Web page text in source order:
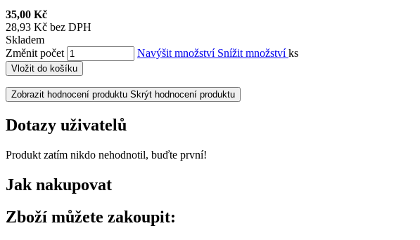
35,00 Kč
28,93 Kč bez DPH
Skladem
Změnit počet
Navýšit množství Snížit množstvíks
Vložit do košíku
Zobrazit hodnocení produktu Skrýt hodnocení produktu
Dotazy uživatelů
Produkt zatím nikdo nehodnotil, buďte první!
Jak nakupovat
Zboží můžete zakoupit: